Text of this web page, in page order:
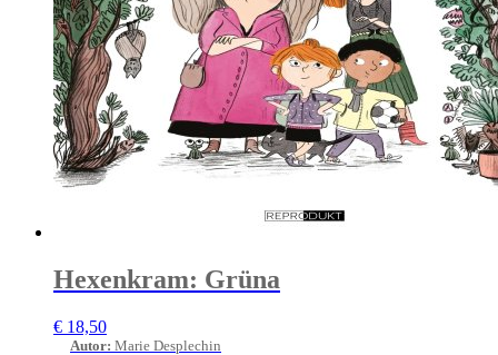
Hexenkram: Grüna
€ 18,50
Autor: Marie Desplechin